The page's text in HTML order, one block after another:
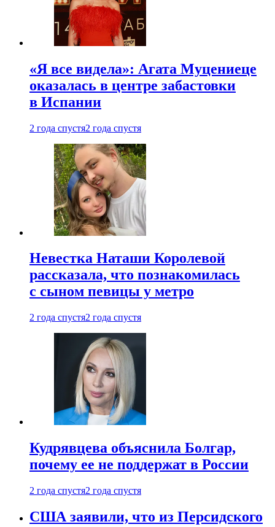
«Я все видела»: Агата Муцениеце
оказалась в центре забастовки
в Испании
2 года спустя2 года спустя
Невестка Наташи Королевой
рассказала, что познакомилась
с сыном певицы у метро
2 года спустя2 года спустя
Кудрявцева объяснила Болгар,
почему ее не поддержат в России
2 года спустя2 года спустя
США заявили, что из Персидского